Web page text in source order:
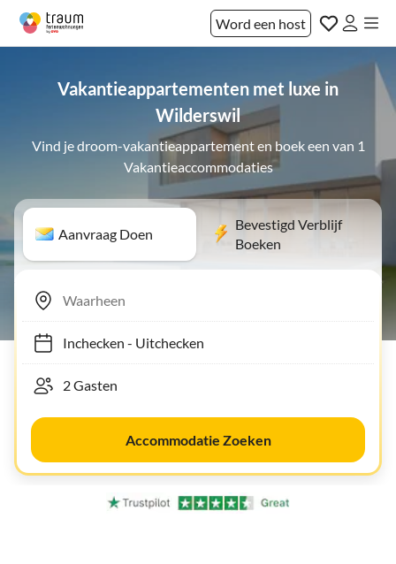
Word een host
Vakantieappartementen met luxe in
Wilderswil
Vind je droom-vakantieappartement en boek een van 1
Vakantieaccommodaties
Aanvraag Doen
Bevestigd Verblijf
Boeken
Inchecken- Uitchecken
Accommodatie Zoeken